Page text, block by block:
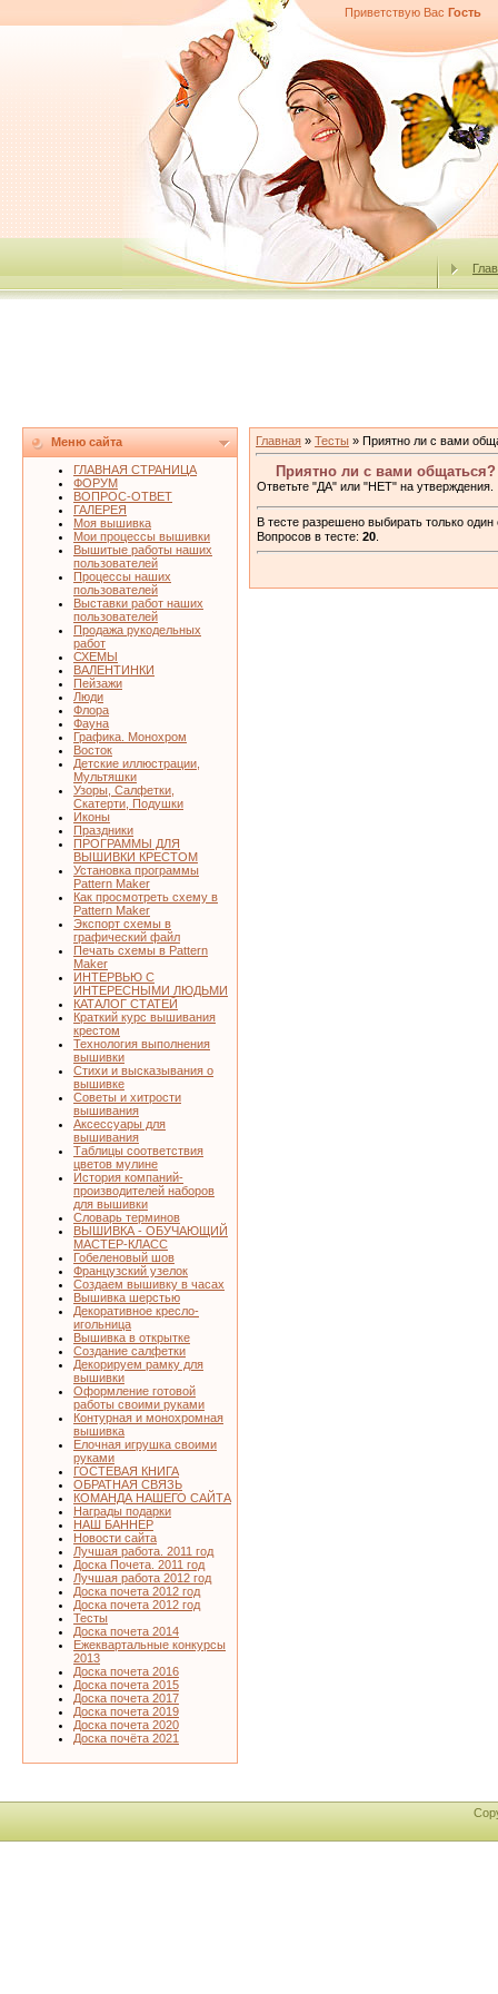
Приветствую Вас Гость
Меню сайта
ГЛАВНАЯ СТРАНИЦА
ФОРУМ
ВОПРОС-ОТВЕТ
ГАЛЕРЕЯ
Моя вышивка
Мои процессы вышивки
Вышитые работы наших
пользователей
Процессы наших
пользователей
Выставки работ наших
пользователей
Продажа рукодельных
работ
СХЕМЫ
ВАЛЕНТИНКИ
Пейзажи
Люди
Флора
Фауна
Графика. Монохром
Восток
Детские иллюстрации,
Мультяшки
Узоры, Салфетки,
Скатерти, Подушки
Иконы
Праздники
ПРОГРАММЫ ДЛЯ
ВЫШИВКИ КРЕСТОМ
Установка программы
Pattern Maker
Как просмотреть схему в
Pattern Maker
Экспорт схемы в
графический файл
Печать схемы в Pattern
Maker
ИНТЕРВЬЮ С
ИНТЕРЕСНЫМИ ЛЮДЬМИ
КАТАЛОГ СТАТЕЙ
Краткий курс вышивания
крестом
Технология выполнения
вышивки
Стихи и высказывания о
вышивке
Советы и хитрости
вышивания
Аксессуары для
вышивания
Таблицы соответствия
цветов мулине
История компаний-
производителей наборов
для вышивки
Словарь терминов
ВЫШИВКА - ОБУЧАЮЩИЙ
МАСТЕР-КЛАСС
Гобеленовый шов
Французский узелок
Создаем вышивку в часах
Вышивка шерстью
Декоративное кресло-
игольница
Вышивка в открытке
Создание салфетки
Декорируем рамку для
вышивки
Оформление готовой
работы своими руками
Контурная и монохромная
вышивка
Елочная игрушка своими
руками
ГОСТЕВАЯ КНИГА
ОБРАТНАЯ СВЯЗЬ
КОМАНДА НАШЕГО САЙТА
Награды подарки
НАШ БАННЕР
Новости сайта
Лучшая работа. 2011 год
Доска Почета. 2011 год
Лучшая работа 2012 год
Доска почета 2012 год
Доска почета 2012 год
Тесты
Доска почета 2014
Ежеквартальные конкурсы
2013
Доска почета 2016
Доска почета 2015
Доска почета 2017
Доска почета 2019
Доска почета 2020
Доска почёта 2021
Главная » Тесты » Приятно ли с вами
Приятно ли с вами общаться?
Ответьте "ДА" или "НЕТ" на утверждения.
В тесте разрешено выбирать только один
Вопросов в тесте: 20